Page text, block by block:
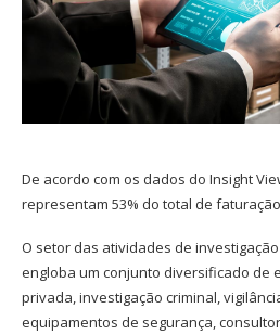
De acordo com os dados do Insight
representam 53% do total de
O setor das atividades de
engloba um conjunto diversificado de
privada, investigação criminal,
equipamentos de segurança,